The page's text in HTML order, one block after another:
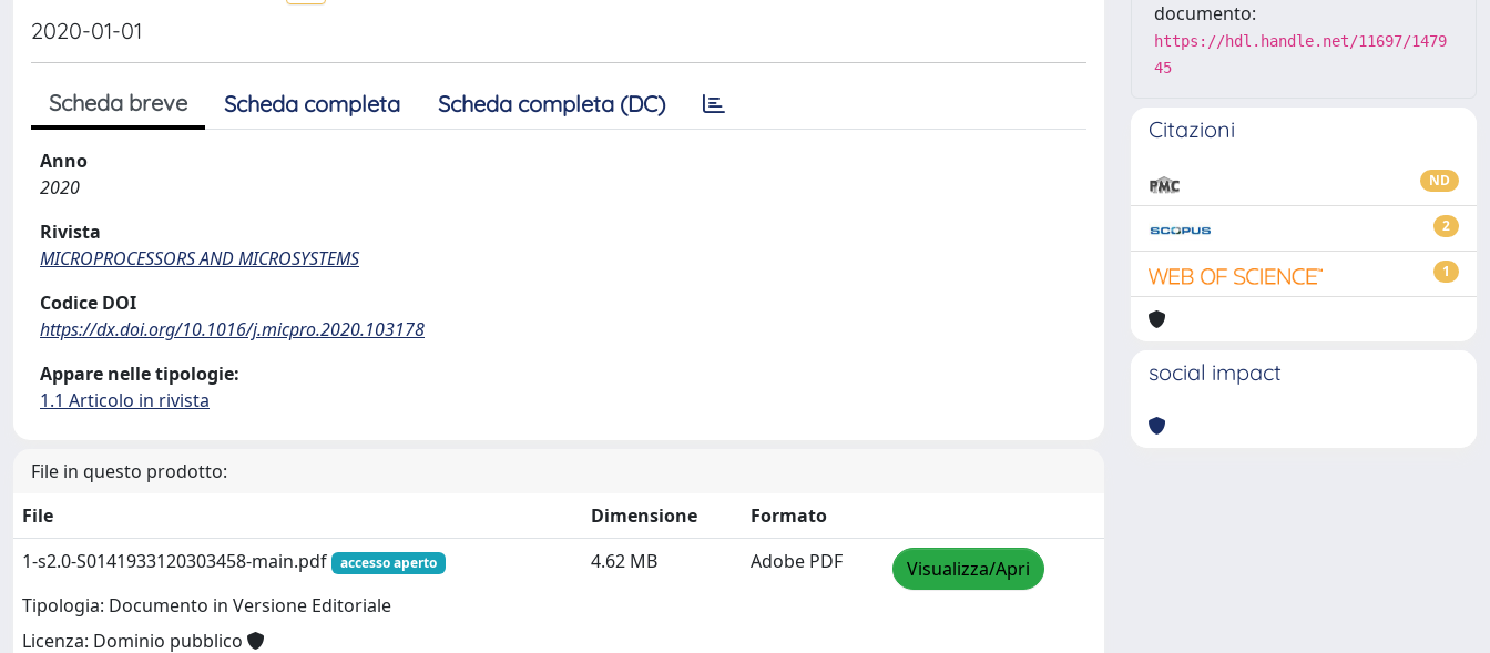
2020-01-01
Scheda breve Scheda completa Scheda completa (DC)
Anno
2020
Rivista
MICROPROCESSORS AND MICROSYSTEMS
Codice DOI
https://dx.doi.org/10.1016/j.micpro.2020.103178
Appare nelle tipologie:
1.1 Articolo in rivista
File in questo prodotto:
File
Dimensione
Formato
1-s2.0-S0141933120303458-main.pdf
accesso aperto
Tipologia: Documento in Versione Editoriale
Licenza: Dominio pubblico
4.62 MB Adobe PDF Visualizza/Apri
documento:
https://hdl.handle.net/11697/1479
45
Citazioni
ND
2
1
social impact